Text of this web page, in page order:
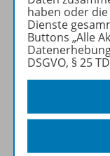
haben oder
Dienste
Buttons „Alle
DSGVO, § 25